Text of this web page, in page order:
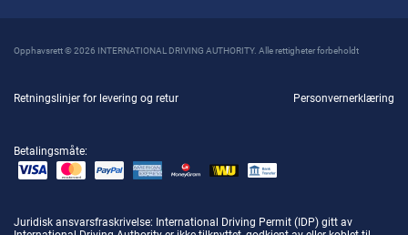
Opphavsrett © 2026 INTERNATIONAL DRIVING AUTHORITY. Alle rettigheter forbeholdt
Retningslinjer for levering og retur Personvernerklæring
Betalingsmåte:
Juridisk ansvarsfraskrivelse: International Driving Permit (IDP) gitt av